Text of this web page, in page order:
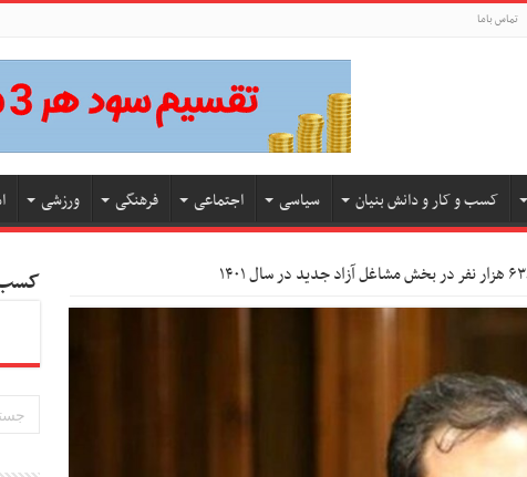
تماس باما
کسب و کار و دانش بنیان سیاسی اجتماعی فرهنگی ورزشی
کسب